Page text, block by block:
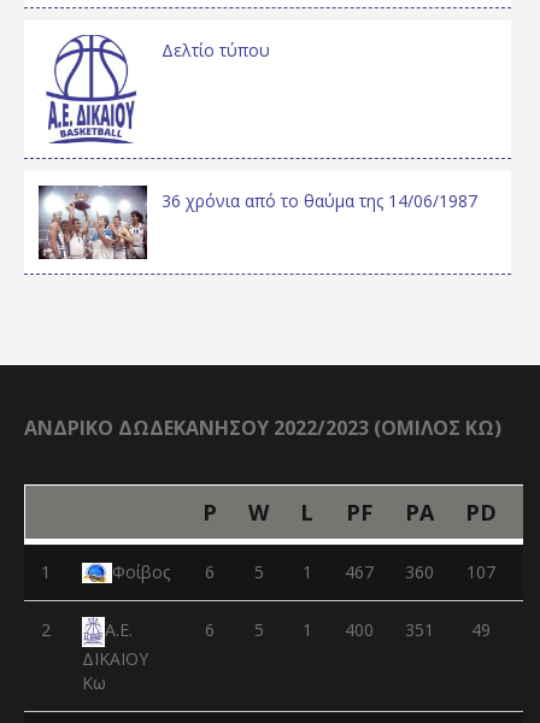
Δελτίο τύπου
36 χρόνια από το θαύμα της 14/06/1987
ΑΝΔΡΙΚΟ ΔΩΔΕΚΑΝΗΣΟΥ 2022/2023 (ΟΜΙΛΟΣ ΚΩ)
P W L PF PA PD
1 Φοίβος 6 5 1 467 360 107
2
Α.Ε.
ΔΙΚΑΙΟΥ
Κω
6 5 1 400 351 49